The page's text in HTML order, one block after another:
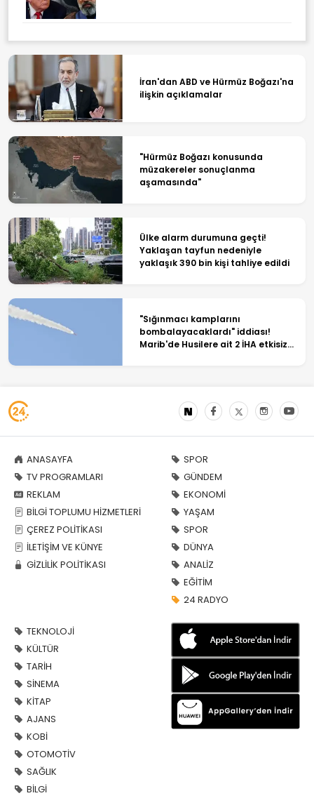
İran'dan ABD ve Hürmüz Boğazı'na
ilişkin açıklamalar
"Hürmüz Boğazı konusunda
müzakereler sonuçlanma
aşamasında"
Ülke alarm durumuna geçti!
Yaklaşan tayfun nedeniyle
yaklaşık 390 bin kişi tahliye edildi
"Sığınmacı kamplarını
bombalayacaklardı" iddiası!
Marib'de Husilere ait 2 İHA etkisiz
ANASAYFA
TV PROGRAMLARI
REKLAM
BİLGİ TOPLUMU HİZMETLERİ
ÇEREZ POLİTİKASI
İLETİŞİM VE KÜNYE
GİZLİLİK POLİTİKASI
SPOR
GÜNDEM
EKONOMİ
YAŞAM
SPOR
DÜNYA
ANALİZ
EĞİTİM
24 RADYO
TEKNOLOJİ
KÜLTÜR
TARİH
SİNEMA
KİTAP
AJANS
KOBİ
OTOMOTİV
SAĞLIK
BİLGİ